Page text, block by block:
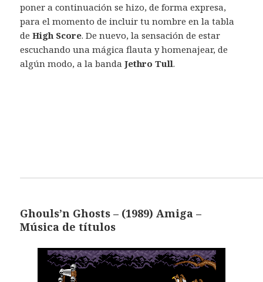
poner a continuación se hizo, de forma expresa,
para el momento de incluir tu nombre en la tabla
deHigh Score. De nuevo, la sensación de estar
escuchando una mágica flauta y homenajear, de
algún modo, a la bandaJethro Tull.
Ghouls’n Ghosts – (1989) Amiga –
Música de títulos